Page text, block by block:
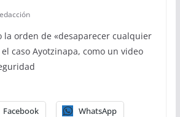
la orden de «desaparecer cualquier
caso Ayotzinapa, como un video
Facebook WhatsApp